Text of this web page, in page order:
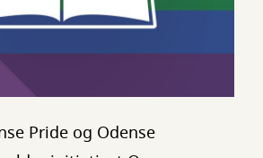
Pride og Odense